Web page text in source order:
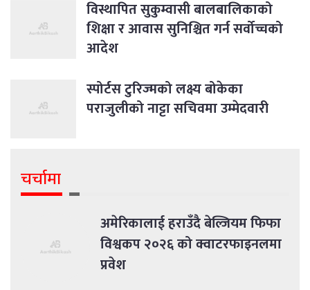
विस्थापित सुकुम्वासी बालबालिकाको
शिक्षा र आवास सुनिश्चित गर्न सर्वोच्चको
आदेश
स्पोर्टस टुरिज्मको लक्ष्य बोकेका
पराजुलीको नाट्टा सचिवमा उम्मेदवारी
चर्चामा
अमेरिकालाई हराउँदै बेल्जियम फिफा
विश्वकप २०२६ को क्वाटरफाइनलमा
प्रवेश